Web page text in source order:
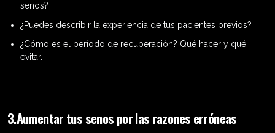
senos?
¿Puedes describir la experiencia de tus pacientes previos?
¿Cómo es el período de recuperación? Qué hacer y qué
evitar.
3.Aumentar tus senos por las razones erróneas